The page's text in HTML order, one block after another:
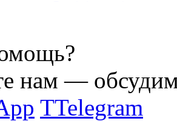
нам —
TTelegram